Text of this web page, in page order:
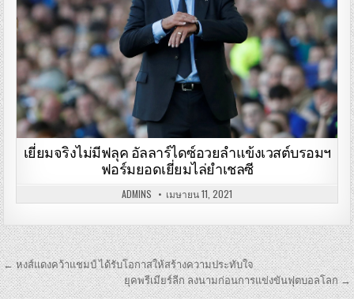
เยี่ยมจริงไม่มีฟลุค อัลลาร์ไดซ์อวยลำแข้งเวสต์บรอมฯ
ฟอร์มยอดเยี่ยมไล่ยำเชลซี
ADMINS เมษายน 11, 2021
เมนู
นำทาง
← หงส์แดงคว้าแชมป์ ได้รับโอกาสให้สร้างความประทับใจ
ยุคพรีเมียร์ลีก ลงนามก่อนการแข่งขันฟุตบอลโลก →